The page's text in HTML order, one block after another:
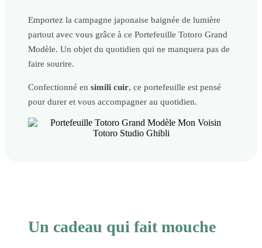
Emportez la campagne japonaise baignée de lumière
partout avec vous grâce à ce Portefeuille Totoro Grand
Modèle. Un objet du quotidien qui ne manquera pas de
faire sourire.
Confectionné en simili cuir, ce portefeuille est pensé
pour durer et vous accompagner au quotidien.
Un cadeau qui fait mouche